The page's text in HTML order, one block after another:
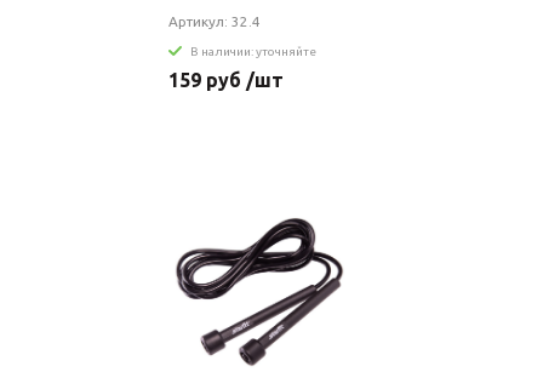
Артикул: 32.4
В наличии: уточняйте
159 руб /шт